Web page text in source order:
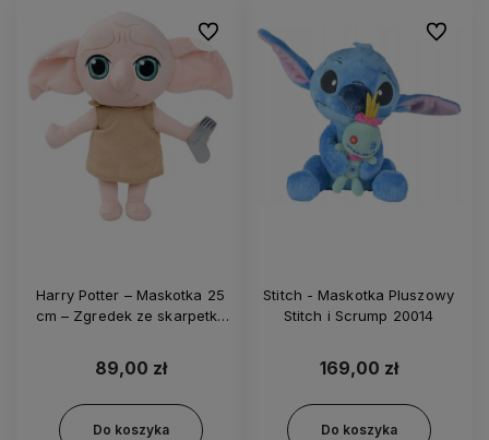
Harry Potter – Maskotka 25
cm – Zgredek ze skarpetką
89,00 zł
Do koszyka
Do ulubionych
Stitch - Maskotka Pluszowy
Stitch i Scrump 20014
169,00 zł
Do koszyka
Do